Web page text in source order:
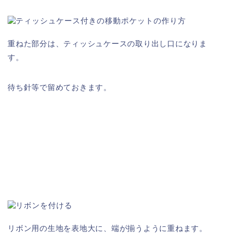
重ねた部分は、ティッシュケースの取り出し口になりま
す。
待ち針等で留めておきます。
リボン用の生地を表地大に、端が揃うように重ねます。